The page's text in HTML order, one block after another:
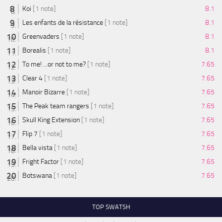
Koi [1 note]
8.1
Les enfants de la résistance [1 note]
8.1
Greenvaders [1 note]
8.1
Borealis [1 note]
8.1
To me! ...or not to me? [1 note]
7.65
Clear 4 [1 note]
7.65
Manoir Bizarre [1 note]
7.65
The Peak team rangers [1 note]
7.65
Skull King Extension [1 note]
7.65
Flip 7 [1 note]
7.65
Bella vista [1 note]
7.65
Fright Factor [1 note]
7.65
Botswana [1 note] 7.65
TOP SWATSH